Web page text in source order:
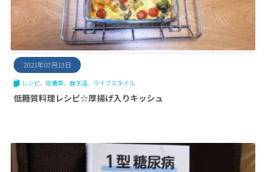
2021年07月13日
レシピ 低糖質 食生活 ライフスタイル
低糖質料理レシピ☆厚揚げ入りキッシュ